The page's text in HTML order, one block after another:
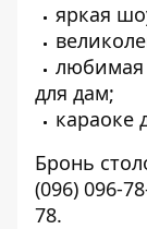
яркая
любимая
для дам;
караоке
Бронь
(096) 096-
78.